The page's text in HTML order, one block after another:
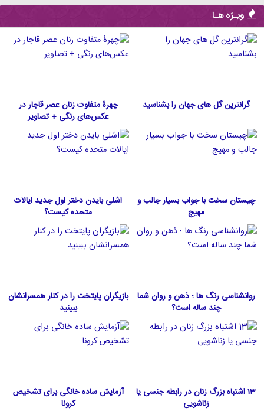
ویـژه هـا
گرانترین گل های جهان را بشناسید
چهرۀ متفاوت زنان عصر قاجار در
عکس‌های رنگی + تصاویر
چیستان سخت با جواب بسیار جالب و
مهیج
اشلی بایدن دختر اول جدید ایالات
متحده كيست؟
روانشناسی رنگ ها ؛ ذهن و روان شما
چند ساله است؟
بازیگران پایتخت را در کنار همسرانشان
ببینید
13 اشتباه بزرگ زنان در رابطه جنسی یا
زناشویی
آزمایش ساده خانگی برای تشخیص
کرونا